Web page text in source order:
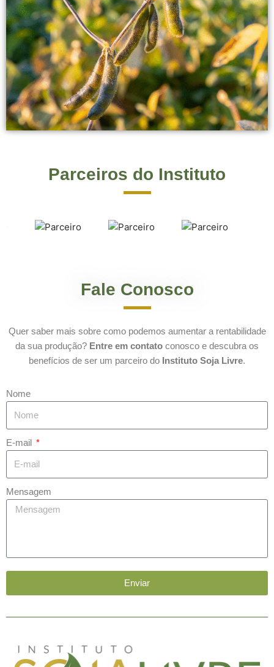
Parceiros do Instituto
Fale Conosco
Quer saber mais sobre como podemos aumentar a rentabilidade
da sua produção? Entre em contato conosco e descubra os
benefícios de ser um parceiro do Instituto Soja Livre.
Nome
E-mail
Mensagem
Enviar